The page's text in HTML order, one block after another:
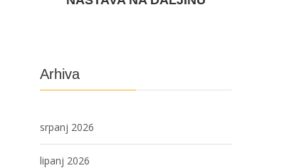
Arhiva
srpanj 2026
lipanj 2026